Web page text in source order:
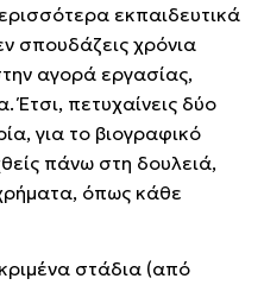
εκπαιδευτικά
σπουδάζεις χρόνια
αγορά εργασίας,
Έτσι, πετυχαίνεις δύο
για το βιογραφικό
πάνω στη δουλειά,
όπως κάθε
στάδια (από